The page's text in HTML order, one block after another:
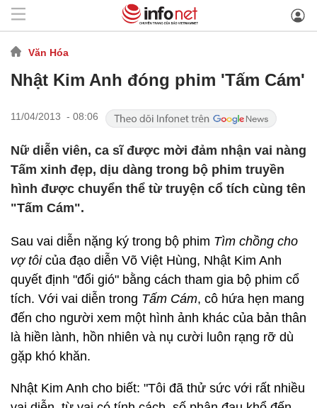
Văn Hóa
Nhật Kim Anh đóng phim 'Tấm Cám'
11/04/2013 - 08:06
Nữ diễn viên, ca sĩ được mời đảm nhận vai nàng
Tấm xinh đẹp, dịu dàng trong bộ phim truyền
hình được chuyển thể từ truyện cổ tích cùng tên
"Tấm Cám".
Sau vai diễn nặng ký trong bộ phim Tìm chồng cho
vợ tôi của đạo diễn Võ Việt Hùng, Nhật Kim Anh
quyết định "đổi gió" bằng cách tham gia bộ phim cổ
tích. Với vai diễn trong Tấm Cám, cô hứa hẹn mang
đến cho người xem một hình ảnh khác của bản thân
là hiền lành, hồn nhiên và nụ cười luôn rạng rỡ dù
gặp khó khăn.
Nhật Kim Anh cho biết: "Tôi đã thử sức với rất nhiều